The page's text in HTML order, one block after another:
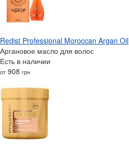
Redist Professional Moroccan Argan Oil
Аргановое масло для волос
Есть в наличии
от 908 грн